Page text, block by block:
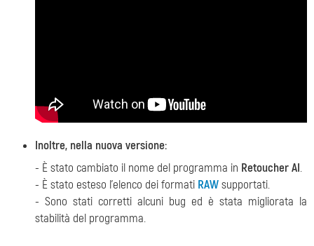
Inoltre, nella nuova versione:
- È stato cambiato il nome del programma in Retoucher AI.
- È stato esteso l'elenco dei formati RAWsupportati.
- Sono stati corretti alcuni bug ed è stata migliorata la
stabilità del programma.